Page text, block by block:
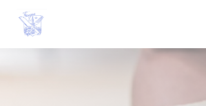
クッキー利用の管理について